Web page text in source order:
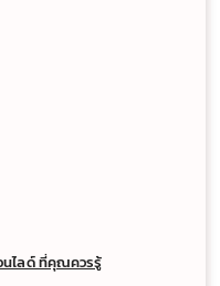
ไลด์ ที่คุณควรรู้